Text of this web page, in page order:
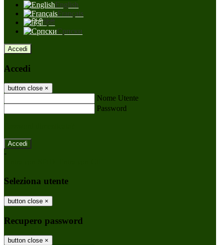
English
Français
हिंदी
Српски
Accedi
Accedi
button close ×
Nome Utente
Password
-
Seleziona utente
button close ×
Recupero password
button close ×